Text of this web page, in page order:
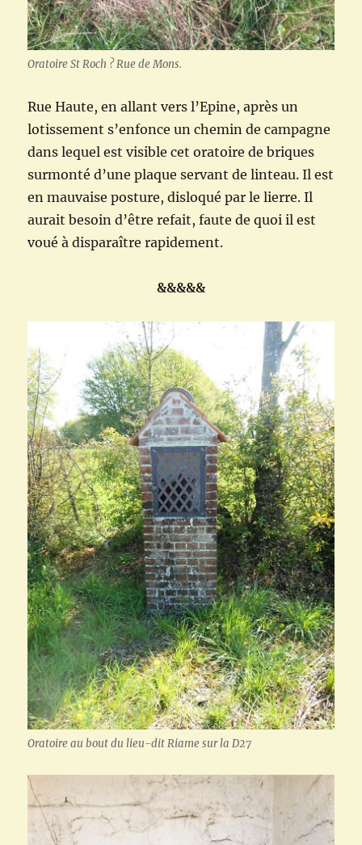
Oratoire St Roch ? Rue de Mons.
Rue Haute, en allant vers l’Epine, après un
lotissement s’enfonce un chemin de campagne
dans lequel est visible cet oratoire de briques
surmonté d’une plaque servant de linteau. Il est
en mauvaise posture, disloqué par le lierre. Il
aurait besoin d’être refait, faute de quoi il est
voué à disparaître rapidement.
&&&&&
Oratoire au bout du lieu-dit Riame sur la D27